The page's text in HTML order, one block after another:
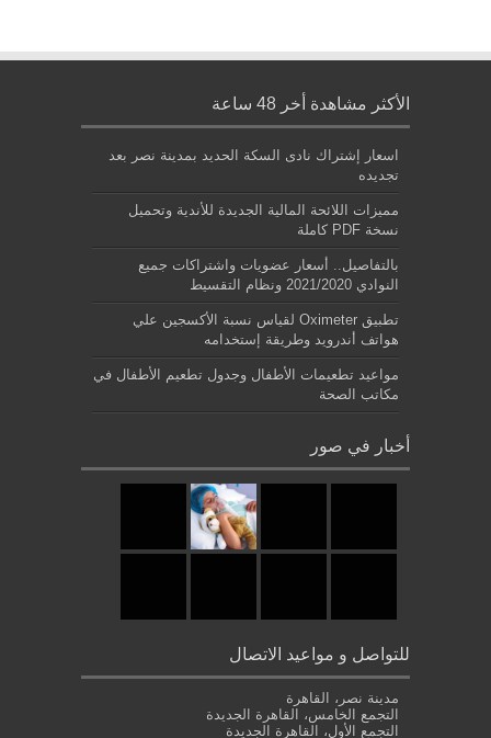
الأكثر مشاهدة أخر 48 ساعة
اسعار إشتراك نادى السكة الحديد بمدينة نصر بعد
تجديده
مميزات اللائحة المالية الجديدة للأندية وتحميل
نسخة PDF كاملة
بالتفاصيل.. أسعار عضويات واشتراكات جميع
النوادي 2021/2020 ونظام التقسيط
تطبيق Oximeter لقياس نسبة الأكسجين علي
هواتف أندرويد وطريقة إستخدامه
مواعيد تطعيمات الأطفال وجدول تطعيم الأطفال في
مكاتب الصحة
أخبار في صور
للتواصل و مواعيد الاتصال
مدينة نصر، القاهرة
التجمع الخامس، القاهرة الجديدة
التجمع الأول، القاهرة الجديدة